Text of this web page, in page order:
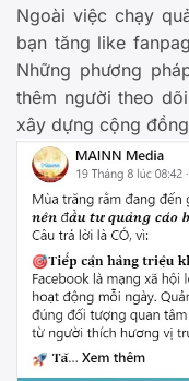
Ngoài việc chạy
bạn tăng like
Những phương
thêm người theo
xây dựng cộng